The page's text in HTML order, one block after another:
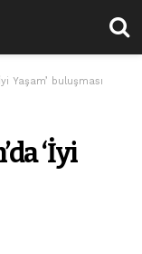
Yaşam’ buluşması
‘İyi